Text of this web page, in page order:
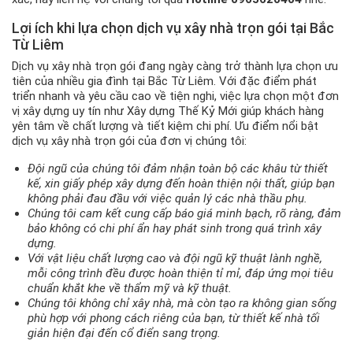
Lợi ích khi lựa chọn dịch vụ xây nhà trọn gói tại Bắc
Từ Liêm
Dịch vụ xây nhà trọn gói đang ngày càng trở thành lựa chọn ưu
tiên của nhiều gia đình tại Bắc Từ Liêm. Với đặc điểm phát
triển nhanh và yêu cầu cao về tiện nghi, việc lựa chọn một đơn
vị xây dựng uy tín như Xây dựng Thế Kỷ Mới giúp khách hàng
yên tâm về chất lượng và tiết kiệm chi phí. Ưu điểm nổi bật
dịch vụ xây nhà trọn gói của đơn vị chúng tôi:
Đội ngũ của chúng tôi đảm nhận toàn bộ các khâu từ thiết
kế, xin giấy phép xây dựng đến hoàn thiện nội thất, giúp bạn
không phải đau đầu với việc quản lý các nhà thầu phụ.
Chúng tôi cam kết cung cấp báo giá minh bạch, rõ ràng, đảm
bảo không có chi phí ẩn hay phát sinh trong quá trình xây
dựng.
Với vật liệu chất lượng cao và đội ngũ kỹ thuật lành nghề,
mỗi công trình đều được hoàn thiện tỉ mỉ, đáp ứng mọi tiêu
chuẩn khắt khe về thẩm mỹ và kỹ thuật.
Chúng tôi không chỉ xây nhà, mà còn tạo ra không gian sống
phù hợp với phong cách riêng của bạn, từ thiết kế nhà tối
giản hiện đại đến cổ điển sang trọng.